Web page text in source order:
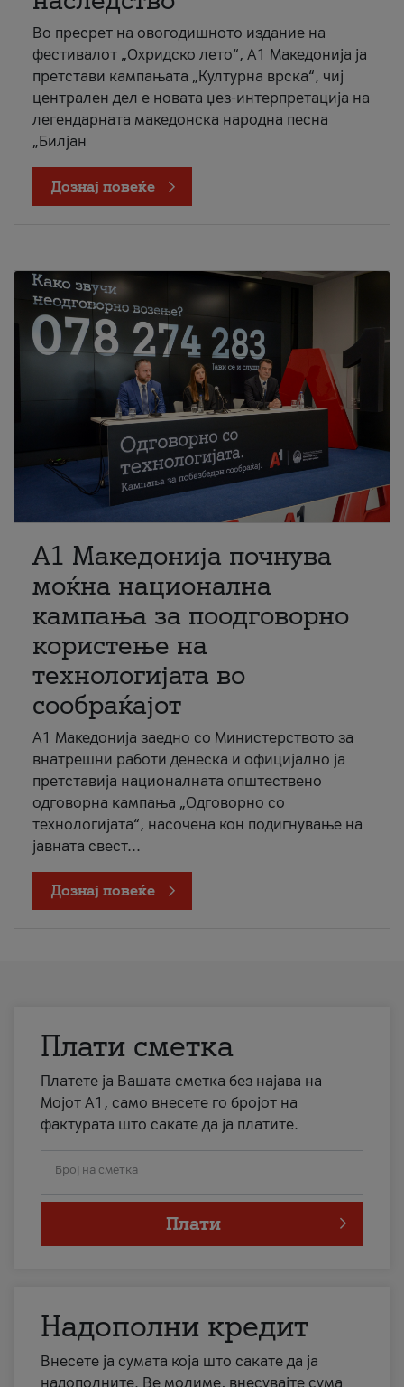
Во пресрет на овогодишното издание на
фестивалот „Охридско лето“, А1 Македонија ја
претстави кампањата „Културна врска“, чиј
централен дел е новата џез-интерпретација на
легендарната македонска народна песна
„Билјан
Дознај повеќе
A1 Македонија почнува
моќна национална
кампања за поодговорно
користење на
технологијата во
сообраќајот
A1 Македонија заедно со Министерството за
внатрешни работи денеска и официјално ја
претставија националната општествено
одговорна кампања „Одговорно со
технологијата“, насочена кон подигнување на
јавната свест...
Дознај повеќе
Плати сметка
Платете ја Вашата сметка без најава на
Мојот А1, само внесете го бројот на
фактурата што сакате да ја платите.
Број на сметка
Плати
Надополни кредит
Внесете ја сумата која што сакате да ја
надополните. Ве молиме, внесувајте сума